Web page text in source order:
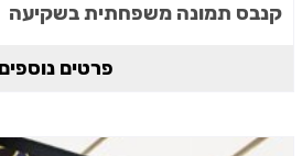
קנבס תמונה משפחתית בשקיעה
פרטים נוספים